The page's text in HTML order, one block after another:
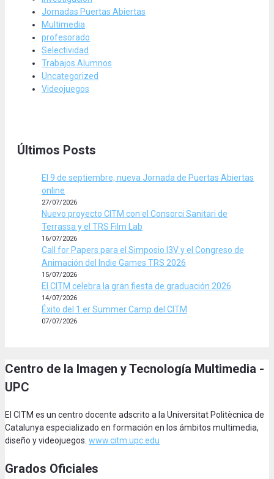
Jornadas Puertas Abiertas
Multimedia
profesorado
Selectividad
Trabajos Alumnos
Uncategorized
Videojuegos
Últimos Posts
El 9 de septiembre, nueva Jornada de Puertas Abiertas
online
27/07/2026
Nuevo proyecto CITM con el Consorci Sanitari de
Terrassa y el TRS Film Lab
16/07/2026
Call for Papers para el Simposio I3V y el Congreso de
Animación del Indie Games TRS 2026
15/07/2026
El CITM celebra la gran fiesta de graduación 2026
14/07/2026
Éxito del 1.er Summer Camp del CITM
07/07/2026
Centro de la Imagen y Tecnología Multimedia -
UPC
El CITM es un centro docente adscrito a la Universitat Politècnica de
Catalunya especializado en formación en los ámbitos multimedia,
diseño y videojuegos. www.citm.upc.edu
Grados Oficiales